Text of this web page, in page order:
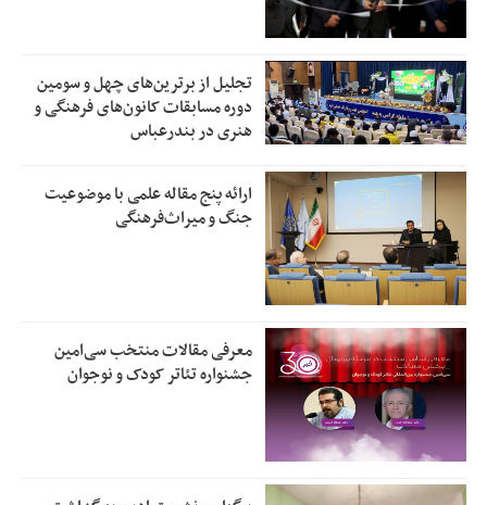
تجلیل از بر‌ترین‌های چهل و سومین
دوره مسابقات کانون‌های فرهنگی و
هنری در بندرعباس
ارائه پنج مقاله علمی با موضوعیت
جنگ و میراث‌فرهنگی
معرفی مقالات منتخب سی‌امین
جشنواره تئاتر کودک و نوجوان